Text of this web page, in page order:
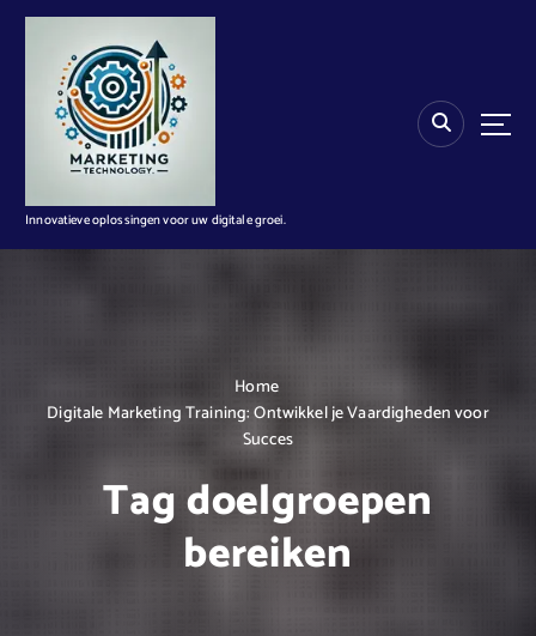
n
Innovatieve oplossingen voor uw digitale groei.
Home
Digitale Marketing Training: Ontwikkel je Vaardigheden voor
Succes
Tag doelgroepen
bereiken